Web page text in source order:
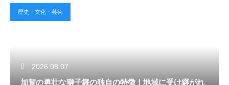
歴史・文化・芸術
2026.08.07
加賀の勇壮な獅子舞の独自の特徴！地域に受け継がれ